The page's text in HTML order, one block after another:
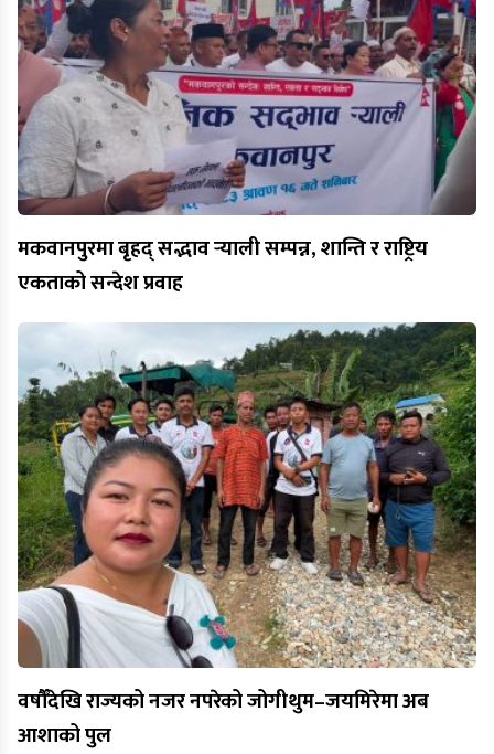
मकवानपुरमा बृहद् सद्भाव र्‍याली सम्पन्न, शान्ति र राष्ट्रिय
एकताको सन्देश प्रवाह
वर्षौँदेखि राज्यको नजर नपरेको जोगीथुम–जयमिरेमा अब
आशाको पुल